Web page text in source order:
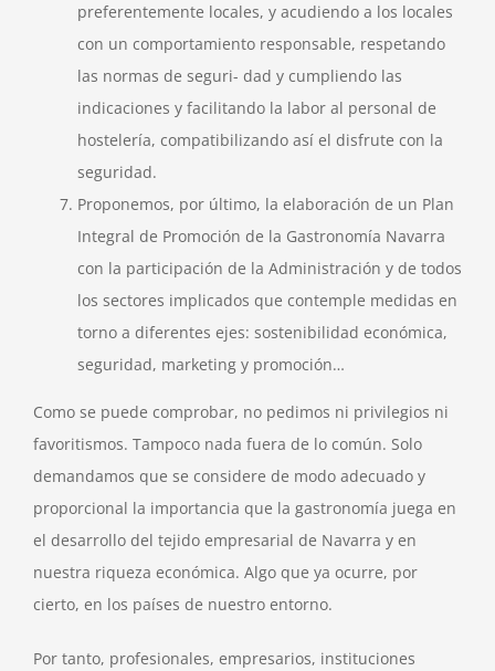
preferentemente locales, y acudiendo a los locales
con un comportamiento responsable, respetando
las normas de seguri- dad y cumpliendo las
indicaciones y facilitando la labor al personal de
hostelería, compatibilizando así el disfrute con la
seguridad.
Proponemos, por último, la elaboración de un Plan
Integral de Promoción de la Gastronomía Navarra
con la participación de la Administración y de todos
los sectores implicados que contemple medidas en
torno a diferentes ejes: sostenibilidad económica,
seguridad, marketing y promoción…
Como se puede comprobar, no pedimos ni privilegios ni
favoritismos. Tampoco nada fuera de lo común. Solo
demandamos que se considere de modo adecuado y
proporcional la importancia que la gastronomía juega en
el desarrollo del tejido empresarial de Navarra y en
nuestra riqueza económica. Algo que ya ocurre, por
cierto, en los países de nuestro entorno.
Por tanto, profesionales, empresarios, instituciones